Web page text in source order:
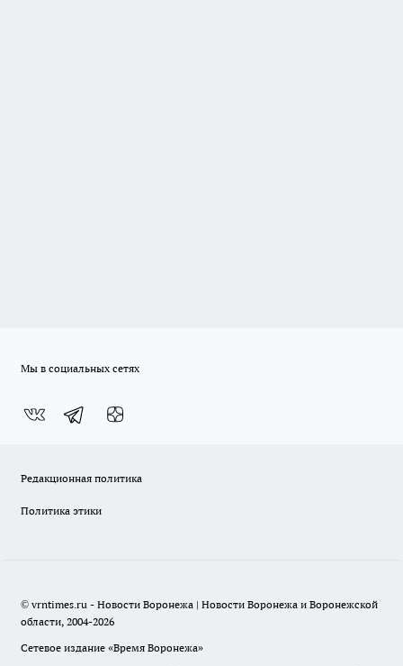
Мы в социальных сетях
Редакционная политика
Политика этики
© vrntimes.ru - Новости Воронежа | Новости Воронежа и Воронежской
области, 2004-2026
Сетевое издание «Время Воронежа»